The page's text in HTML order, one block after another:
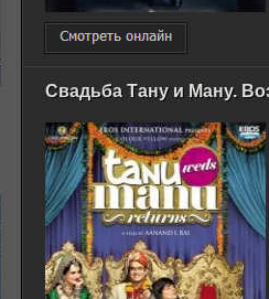
Свадьба Тану и Ману.